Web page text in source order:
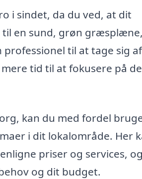
i sindet, da du ved, at dit
til en sund, grøn
professionel til at tage sig af
tid til at fokusere på
kan du med fordel
i dit lokalområde. Her
priser og services,
og dit budget.